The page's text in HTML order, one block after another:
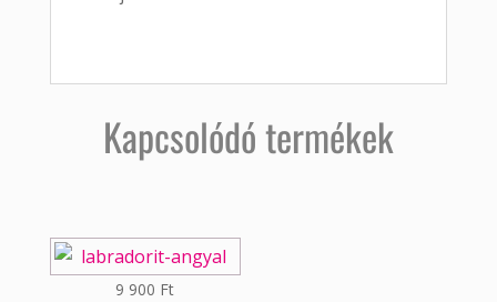
Kapcsolódó termékek
9 900 Ft